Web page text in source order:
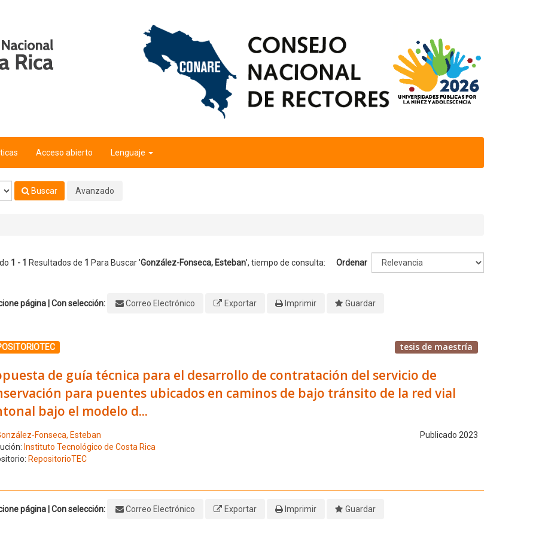
Acceso abierto Lenguaje
Buscar Avanzado
1 - 1 Resultados de 1 Para Buscar 'González-Fonseca, Esteban', tiempo de consulta:
Ordenar
página | Con selección: Correo Electrónico Exportar Imprimir Guardar
el número de resultado 1 tesis de maestría
de guía técnica para el desarrollo de contratación del servicio de
para puentes ubicados en caminos de bajo tránsito de la red vial
bajo el modelo d...
Fonseca, Esteban
Publicado 2023
Instituto Tecnológico de Costa Rica
RepositorioTEC
página | Con selección: Correo Electrónico Exportar Imprimir Guardar